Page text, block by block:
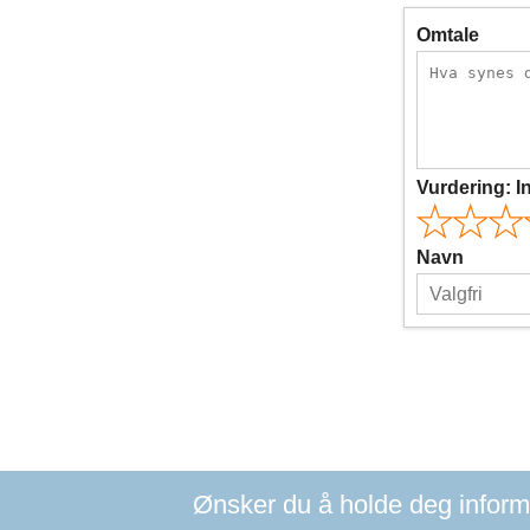
Omtale
Vurdering:
Navn
Ønsker du å holde deg